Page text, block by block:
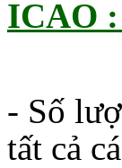
ICAO
- Số
tất cả